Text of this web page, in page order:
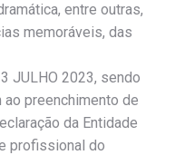
entre outras,
memoráveis, das
JULHO 2023, sendo
preenchimento de
da Entidade
profissional do